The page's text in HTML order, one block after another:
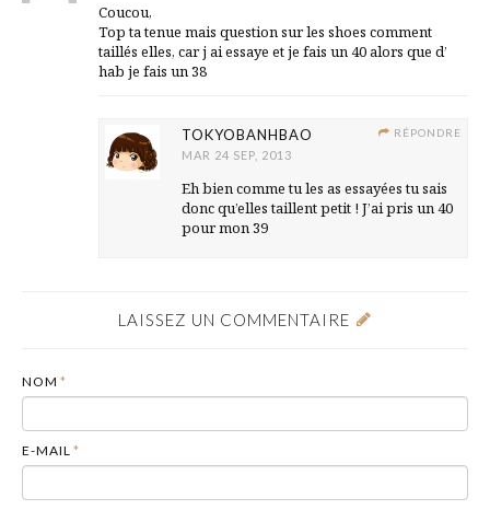
Coucou,
Top ta tenue mais question sur les shoes comment
taillés elles, car j ai essaye et je fais un 40 alors que d’
hab je fais un 38
RÉPONDRE
TOKYOBANHBAO
MAR 24 SEP, 2013
Eh bien comme tu les as essayées tu sais
donc qu’elles taillent petit ! J’ai pris un 40
pour mon 39
LAISSEZ UN COMMENTAIRE
NOM *
E-MAIL *